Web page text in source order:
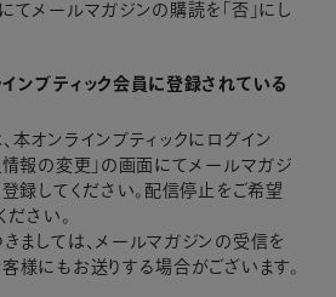
てメールマガジンの購読を「否」にし
ンブティック会員に登録されている
本オンラインブティックにログイン
情報の変更」の画面にてメールマガジ
登録してください。配信停止をご希望
ださい。
ましては、メールマガジンの受信を
様にもお送りする場合がございます。